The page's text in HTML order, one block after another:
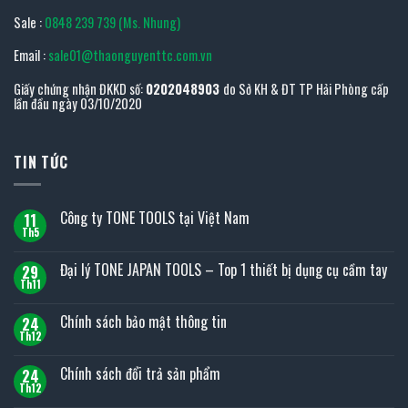
Sale :0848 239 739 (Ms. Nhung)
Email :sale01@thaonguyenttc.com.vn
Giấy chứng nhận ĐKKD số:0202048903 do Sở KH & ĐT TP Hải Phòng cấp
lần đầu ngày 03/10/2020
TIN TỨC
11
Th5
Công ty TONE TOOLS tại Việt Nam
bình
luận
TONE
TOOLS
Nam
29
Th11
Đại lý TONE JAPAN TOOLS – Top 1 thiết bị dụng cụ cầm tay
bình
luận
TONE
JAPAN
24
Th12
Chính sách bảo mật thông tin
bình
luận
24
Th12
Chính sách đổi trả sản phẩm